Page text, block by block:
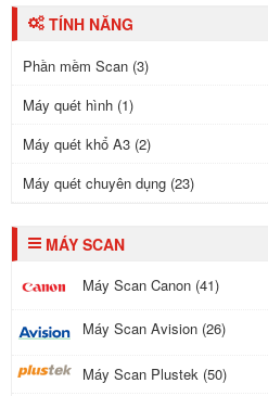
TÍNH NĂNG
Phần mềm Scan (3)
Máy quét hình (1)
Máy quét khổ A3 (2)
Máy quét chuyên dụng (23)
MÁY SCAN
Máy Scan Canon (41)
Máy Scan Avision (26)
Máy Scan Plustek (50)